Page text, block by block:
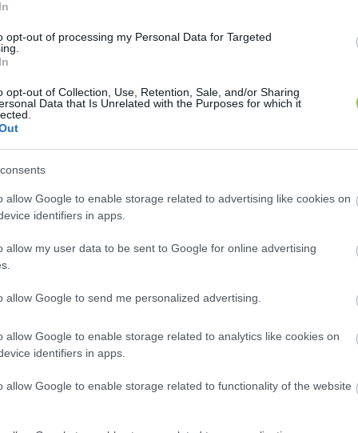
opt-out of processing my Personal Data for Targeted
opt-out of Collection, Use, Retention, Sale, and/or Sharing
Data that Is Unrelated with the Purposes for which it
allow Google to enable storage related to advertising like cookies on
identifiers in apps.
allow my user data to be sent to Google for online advertising
allow Google to send me personalized advertising.
allow Google to enable storage related to analytics like cookies on
identifiers in apps.
allow Google to enable storage related to functionality of the website
annak, hogy már akár fiatal felnőttként is
terén. Kollégáink évről évre részt vesznek
az általános és középiskolás diákok számára
felhívja a szülők és a pedagógusok
szempontból láthatatlan társadalmi csoportok
szempont volt, hogy olyan pénzügyi edukációs
melynek segítségével nemcsupán ők maguk
továbbadhatják gyermekeiknek is” – mondta
elkezdeni a pénzügyi tudatosság
néhány jótanácsot:
akár már az óvodai évek alatt is elkezdődhet,